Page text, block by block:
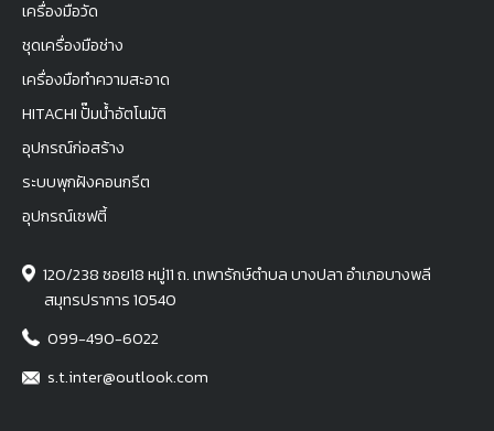
เครื่องมือวัด
ชุดเครื่องมือช่าง
เครื่องมือทำความสะอาด
HITACHI ปั๊มน้ำอัตโนมัติ
อุปกรณ์ก่อสร้าง
ระบบพุกฝังคอนกรีต
อุปกรณ์เซฟตี้
120/238 ซอย18 หมู่11 ถ. เทพารักษ์ตำบล บางปลา อำเภอบางพลี
สมุทรปราการ 10540
099-490-6022
s.t.inter@outlook.com